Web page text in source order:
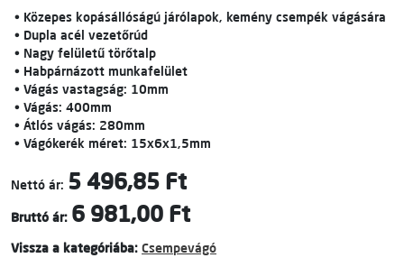
• Közepes kopásállóságú járólapok, kemény csempék vágására
• Dupla acél vezetőrúd
• Nagy felületű törőtalp
• Habpárnázott munkafelület
• Vágás vastagság: 10mm
• Vágás: 400mm
• Átlós vágás: 280mm
• Vágókerék méret: 15x6x1,5mm
Nettó ár: 5 496,85 Ft
Bruttó ár: 6 981,00 Ft
Vissza a kategóriába: Csempevágó